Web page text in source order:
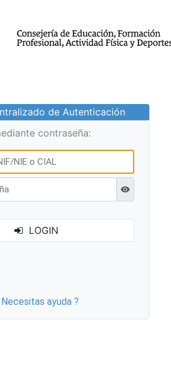
de Autenticación
contraseña:
Ver
LOGIN
ayuda ?